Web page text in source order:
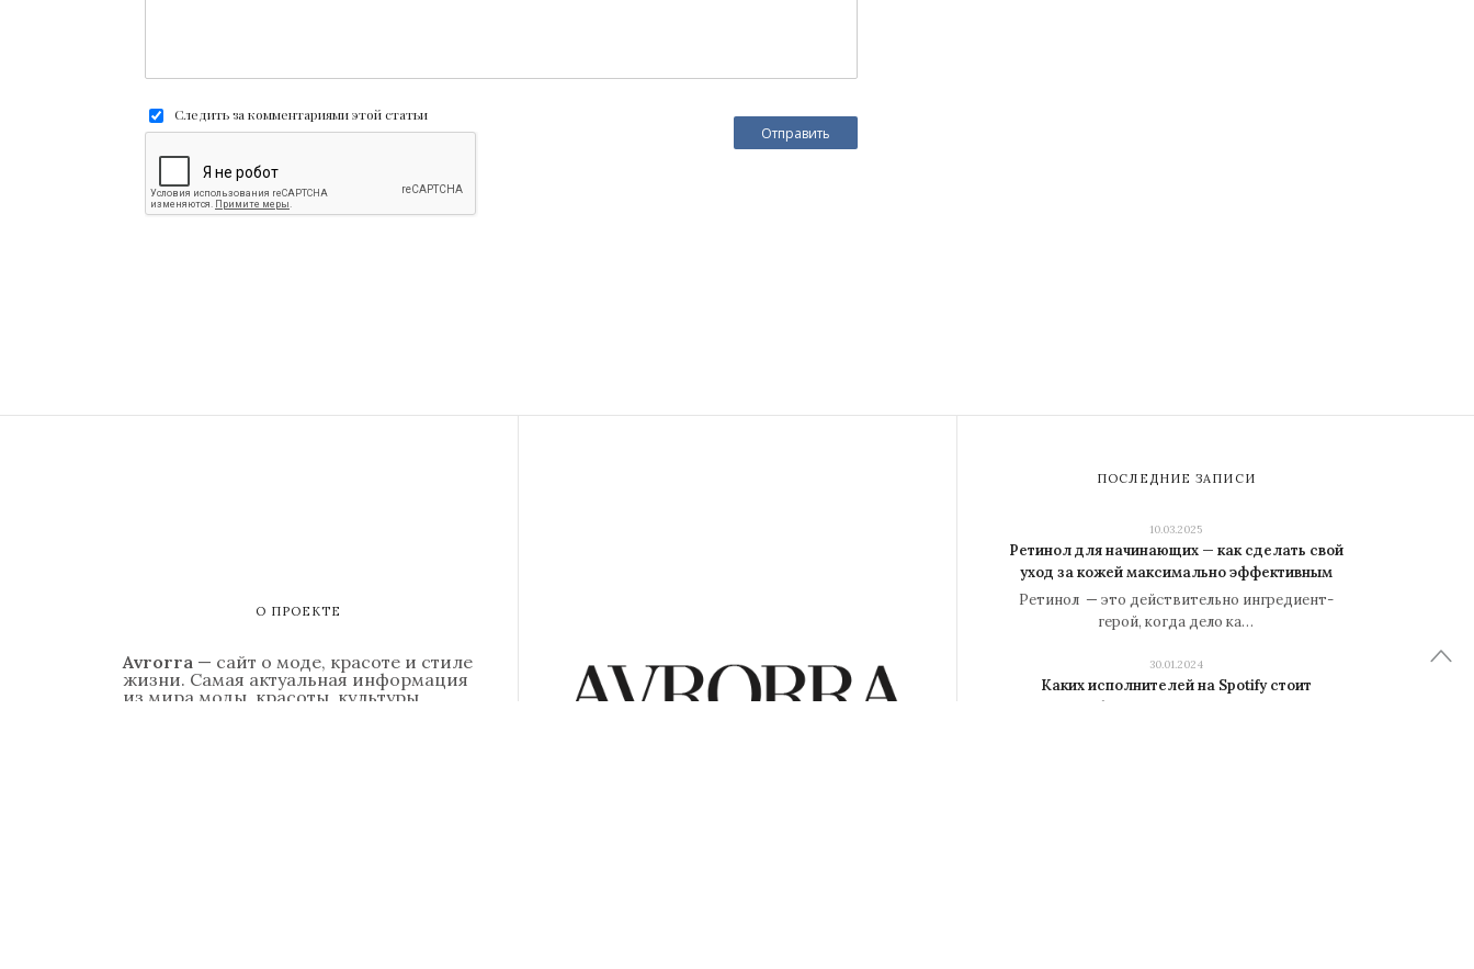
Следить за комментариями этой статьи
О ПРОЕКТЕ
Avrorra — сайт о моде, красоте и стиле
жизни. Самая актуальная информация
из мира моды, красоты, культуры,
ПОСЛЕДНИЕ ЗАПИСИ
10.03.2025
Ретинол для начинающих — как сделать свой
уход за кожей максимально эффективным
Ретинол — это действительно ингредиент-
герой, когда дело ка…
30.01.2024
Каких исполнителей на Spotify стоит
обязательно послушать